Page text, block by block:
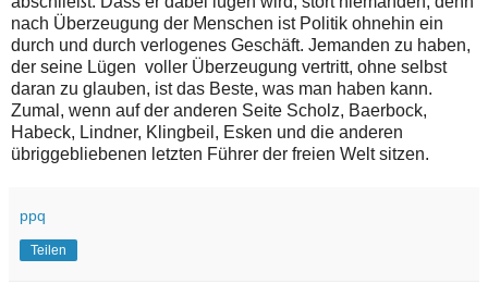
nach Überzeugung der Menschen ist Politik ohnehin ein
durch und durch verlogenes Geschäft. Jemanden zu haben,
der seine Lügen voller Überzeugung vertritt, ohne selbst
daran zu glauben, ist das Beste, was man haben kann.
Zumal, wenn auf der anderen Seite Scholz, Baerbock,
Habeck, Lindner, Klingbeil, Esken und die anderen
übriggebliebenen letzten Führer der freien Welt sitzen.
ppq
Teilen